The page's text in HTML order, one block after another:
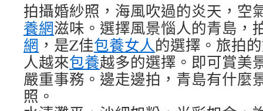
拍攝婚紗照，海風吹過的炎天，空
養網滋味。選擇風景惱人的青島，
網 ，是Z佳包養女人的選擇。旅拍
人越來包養越多的選擇。即可賞美
嚴重事務。邊走邊拍，青島有什麼
照。